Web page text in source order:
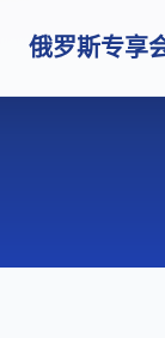
俄罗斯专享